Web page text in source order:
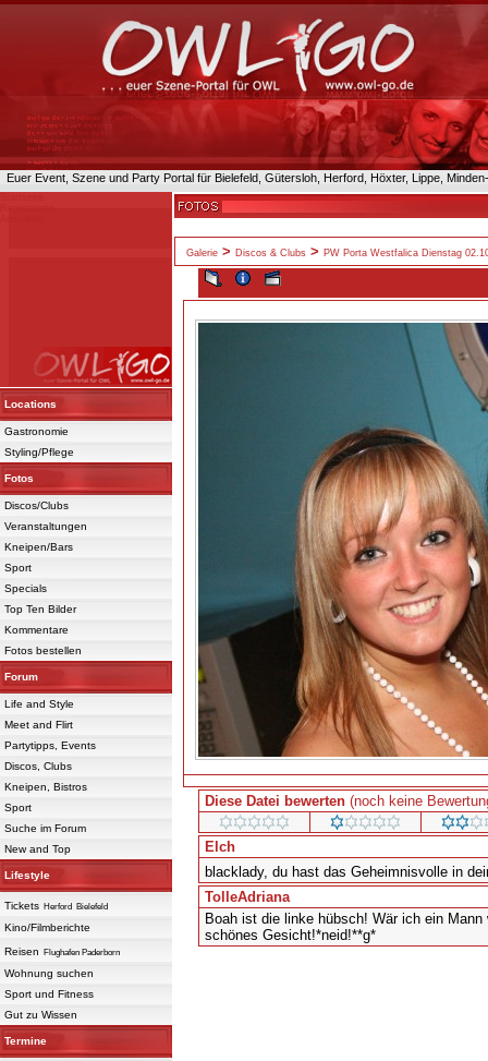
Euer Event, Szene und Party Portal für Bielefeld, Gütersloh, Herford, Höxter, Lippe,
Locations
Gastronomie
Styling/Pflege
Fotos
Discos/Clubs
Veranstaltungen
Kneipen/Bars
Sport
Specials
Top Ten Bilder
Kommentare
Fotos bestellen
Forum
Life and Style
Meet and Flirt
Partytipps, Events
Discos, Clubs
Kneipen, Bistros
Sport
Suche im Forum
New and Top
Lifestyle
Tickets Herford Bielefeld
Kino/Filmberichte
Reisen
Flughafen Paderborn
Wohnung suchen
Sport und Fitness
Gut zu Wissen
Termine
Galerie > Discos & Clubs > PW Porta Westfalica Dienstag
Diese Datei bewerten (noch keine
Elch
blacklady, du hast das Geheimnisvolle in
TolleAdriana
Boah ist die linke hübsch! Wär ich ein
schönes Gesicht!*neid!**g*